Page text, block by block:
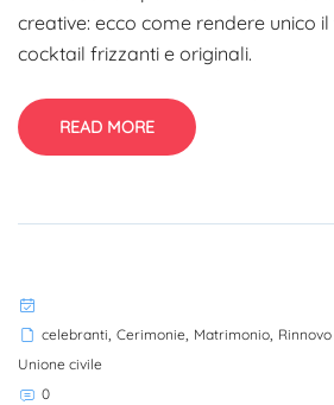
creative: ecco come rendere unico
cocktail frizzanti e originali.
READ MORE
celebranti, Cerimonie, Matrimonio,
Unione civile
0